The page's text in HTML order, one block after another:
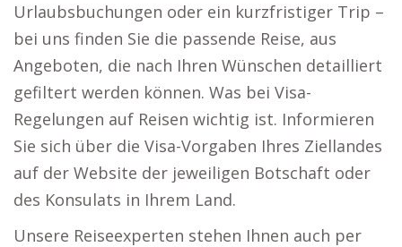
Urlaubsbuchungen oder ein kurzfristiger Trip –
bei uns finden Sie die passende Reise, aus
Angeboten, die nach Ihren Wünschen detailliert
gefiltert werden können. Was bei Visa-
Regelungen auf Reisen wichtig ist. Informieren
Sie sich über die Visa-Vorgaben Ihres Ziellandes
auf der Website der jeweiligen Botschaft oder
des Konsulats in Ihrem Land.
Unsere Reiseexperten stehen Ihnen auch per